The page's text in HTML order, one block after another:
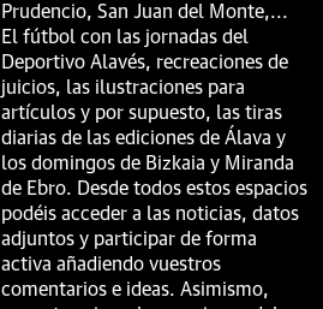
Prudencio, San Juan del Monte,...
El fútbol con las jornadas del
Deportivo Alavés, recreaciones de
juicios, las ilustraciones para
artículos y por supuesto, las tiras
diarias de las ediciones de Álava y
los domingos de Bizkaia y Miranda
de Ebro. Desde todos estos espacios
podéis acceder a las noticias, datos
adjuntos y participar de forma
activa añadiendo vuestros
comentarios e ideas. Asimismo,